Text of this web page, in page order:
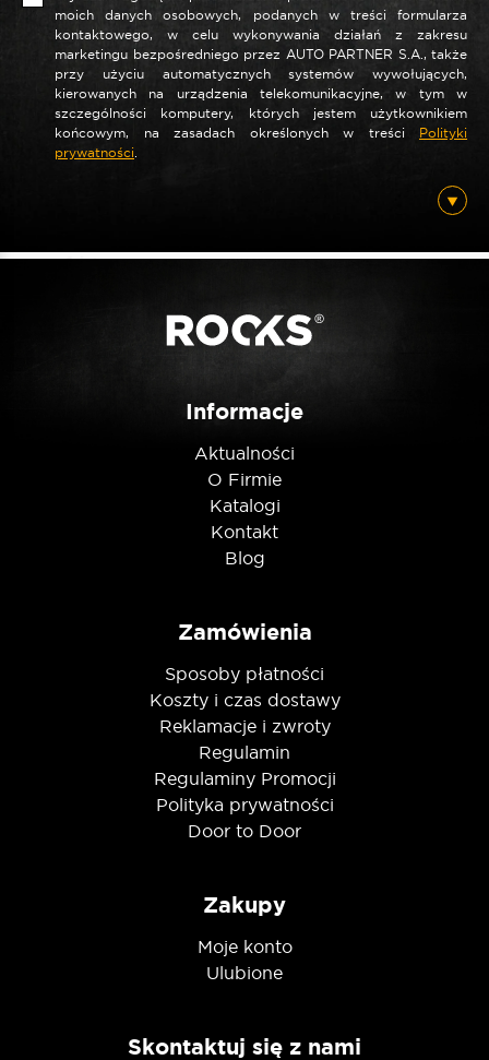
moich danych osobowych, podanych w treści formularza
kontaktowego, w celu wykonywania działań z zakresu
marketingu bezpośredniego przez AUTO PARTNER S.A., także
przy użyciu automatycznych systemów wywołujących,
kierowanych na urządzenia telekomunikacyjne, w tym w
szczególności komputery, których jestem użytkownikiem
końcowym, na zasadach określonych w treści Polityki
prywatności
Informacje
Aktualności
O Firmie
Katalogi
Kontakt
Blog
Zamówienia
Sposoby płatności
Koszty i czas dostawy
Reklamacje i zwroty
Regulamin
Regulaminy Promocji
Polityka prywatności
Door to Door
Zakupy
Moje konto
Ulubione
Skontaktuj się z nami